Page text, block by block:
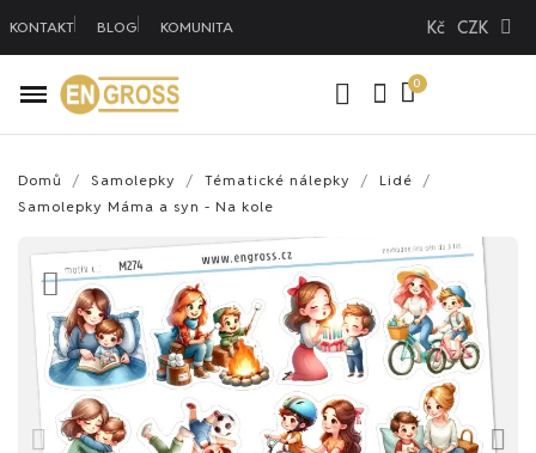
KONTAKT BLOG KOMUNITA Kč CZK
Domů Samolepky Tématické nálepky
Lidé
Samolepky Máma a syn - Na kole